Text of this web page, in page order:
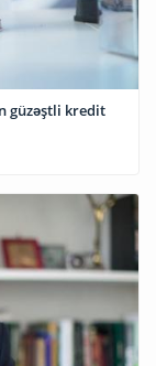
güzəştli kredit